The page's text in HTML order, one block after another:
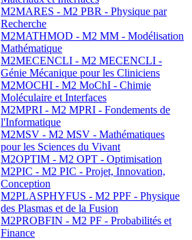
M2MARES - M2 PBR - Physique par
Recherche
M2MATHMOD - M2 MM - Modélisation
Mathématique
M2MECENCLI - M2 MECENCLI -
Génie Mécanique pour les Cliniciens
M2MOCHI - M2 MoChI - Chimie
Moléculaire et Interfaces
M2MPRI - M2 MPRI - Fondements de
l'Informatique
M2MSV - M2 MSV - Mathématiques
pour les Sciences du Vivant
M2OPTIM - M2 OPT - Optimisation
M2PIC - M2 PIC - Projet, Innovation,
Conception
M2PLASPHYFUS - M2 PPF - Physique
des Plasmas et de la Fusion
M2PROBFIN - M2 PF - Probabilités et
Finance